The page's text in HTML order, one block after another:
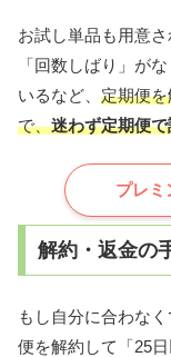
お試し単品も用意
「回数しばり」がな
いるなど、 定期便
で、迷わず定期便
プレミ
解約・返金の
もし自分に合わな
便を解約して「25